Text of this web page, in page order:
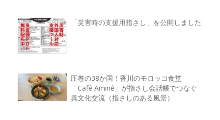
「災害時の支援用指さし」を公開しました
圧巻の38か国！香川のモロッコ食堂
「Café Aminé」が指さし会話帳でつなぐ
異文化交流（指さしのある風景）